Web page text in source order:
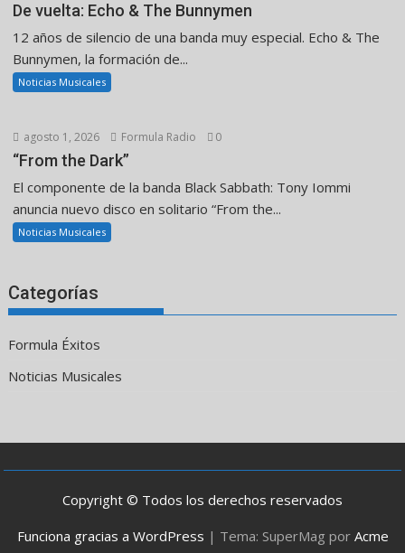
De vuelta: Echo & The Bunnymen
12 años de silencio de una banda muy especial. Echo & The
Bunnymen, la formación de...
Noticias Musicales
agosto 1, 2026 Formula Radio 0
“From the Dark”
El componente de la banda Black Sabbath: Tony Iommi
anuncia nuevo disco en solitario “From the...
Noticias Musicales
Categorías
Formula Éxitos
Noticias Musicales
Copyright © Todos los derechos reservados
Funciona gracias a WordPress | Tema: SuperMag por Acme